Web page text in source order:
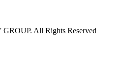
All Rights Reserved